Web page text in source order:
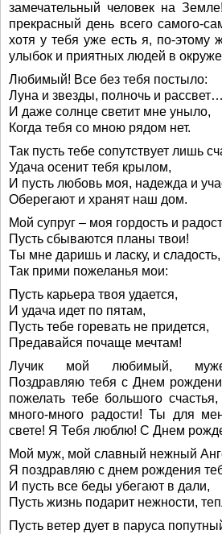
замечательный человек на
прекрасный день всего самого-
хотя у тебя уже есть я, по-этому
улыбок и приятных людей в
Любимый! Все без тебя постыло:
Луна и звезды, полночь и рассвет…
И даже солнце светит мне уныло,
Когда тебя со мною рядом нет.
Так пусть тебе сопутствует лишь
Удача осенит тебя крылом,
И пусть любовь моя, надежда и
Оберегают и хранят наш дом.
Мой супруг – моя гордость и
Пусть сбываются планы твои!
Ты мне даришь и ласку, и сладость,
Так прими пожеланья мои:
Пусть карьера твоя удается,
И удача идет по пятам,
Пусть тебе горевать не придется,
Предавайся почаще мечтам!
Лучик мой любимый,
Поздравляю тебя с Днем
пожелать тебе большого
много-много радости! Ты для
свете! Я Тебя люблю! С Днем
Мой муж, мой славный нежный
Я поздравляю с днем рождения
И пусть все беды убегают в дали,
Пусть жизнь подарит нежности,
Пусть ветер дует в паруса